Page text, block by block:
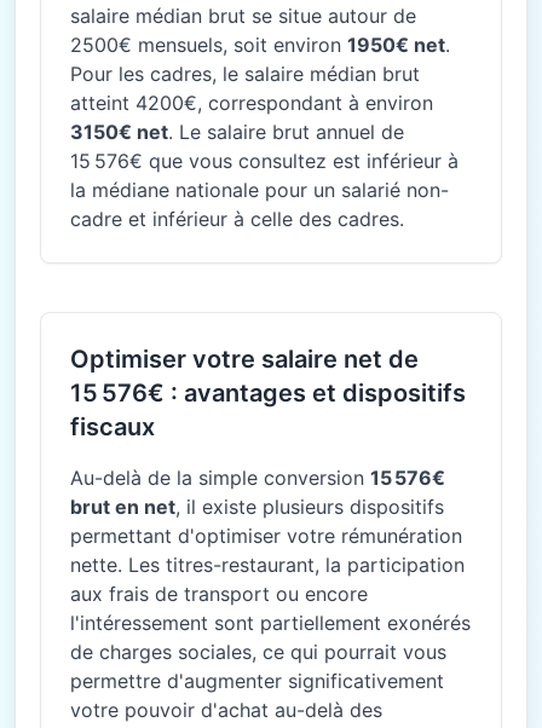
salaire médian brut se situe autour de
2500€ mensuels, soit environ 1950€ net.
Pour les cadres, le salaire médian brut
atteint 4200€, correspondant à environ
3150€ net. Le salaire brut annuel de
15 576€ que vous consultez est inférieur à
la médiane nationale pour un salarié non-
cadre et inférieur à celle des cadres.
Optimiser votre salaire net de
15 576€ : avantages et dispositifs
fiscaux
Au-delà de la simple conversion 15 576€
brut en net, il existe plusieurs dispositifs
permettant d'optimiser votre rémunération
nette. Les titres-restaurant, la participation
aux frais de transport ou encore
l'intéressement sont partiellement exonérés
de charges sociales, ce qui pourrait vous
permettre d'augmenter significativement
votre pouvoir d'achat au-delà des